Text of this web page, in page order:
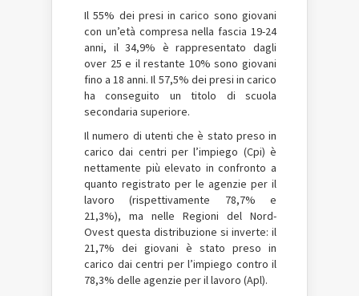
Il 55% dei presi in carico sono giovani
con un’età compresa nella fascia 19-24
anni, il 34,9% è rappresentato dagli
over 25 e il restante 10% sono giovani
fino a 18 anni. Il 57,5% dei presi in carico
ha conseguito un titolo di scuola
secondaria superiore.
Il numero di utenti che è stato preso in
carico dai centri per l’impiego (Cpi) è
nettamente più elevato in confronto a
quanto registrato per le agenzie per il
lavoro (rispettivamente 78,7% e
21,3%), ma nelle Regioni del Nord-
Ovest questa distribuzione si inverte: il
21,7% dei giovani è stato preso in
carico dai centri per l’impiego contro il
78,3% delle agenzie per il lavoro (Apl).